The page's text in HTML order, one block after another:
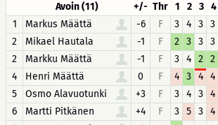
Avoin (11)
+/- Thr 1 2 3 4
1
Markus Määttä -6 F 3 4 3 3
2
Mikael Hautala -1 F 2 3 3 3
2
Markku Määttä -1 F 3 4 2 2
4
Henri Määttä 0 F 4 3 4 4
5
Osmo Alavuotunki +3 F 3 4 3 4
6
Martti Pitkänen +4 F 3 5 3 4